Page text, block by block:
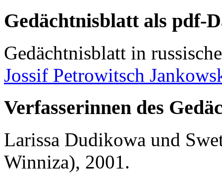
Gedächtnisblatt als pdf-
Gedächtnisblatt in
Jossif Petrowitsch
Verfasserinnen des
Larissa Dudikowa und
Winniza), 2001.